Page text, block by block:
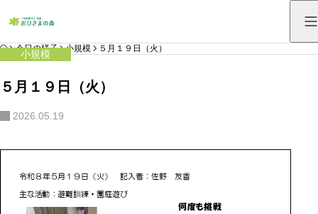
HOME
今日の様子 小規模 ５月１９日（火）
小規模
５月１９日（火）
2026.05.19